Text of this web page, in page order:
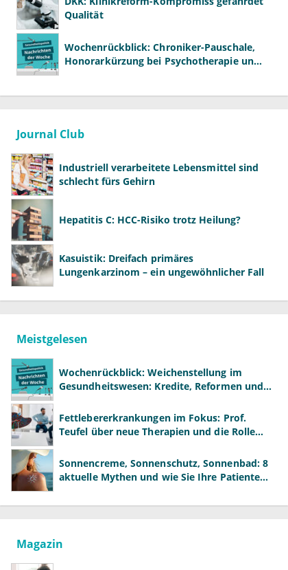
Qualität
Wochenrückblick: Chroniker-Pauschale,
Honorarkürzung bei Psychotherapie und
Journal Club
Industriell verarbeitete Lebensmittel sind
schlecht fürs Gehirn
Hepatitis C: HCC-Risiko trotz Heilung?
Kasuistik: Dreifach primäres
Lungenkarzinom – ein ungewöhnlicher Fall
Meistgelesen
Wochenrückblick: Weichenstellung im
Gesundheitswesen: Kredite, Reformen und
Fettlebererkrankungen im Fokus: Prof.
Teufel über neue Therapien und die Rolle
Sonnencreme, Sonnenschutz, Sonnenbad: 8
aktuelle Mythen und wie Sie Ihre Patienten
Magazin